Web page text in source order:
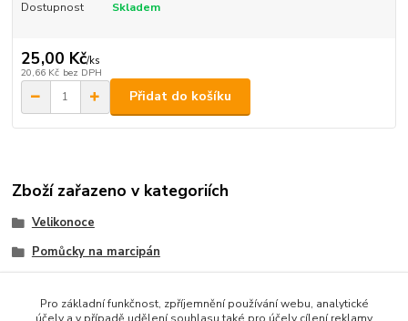
Dostupnost Skladem
25,00 Kč/ks
20,66 Kč bez DPH
Přidat do košíku
Zboží zařazeno v kategoriích
Velikonoce
Pomůcky na marcipán
Pro základní funkčnost, zpříjemnění používání webu, analytické